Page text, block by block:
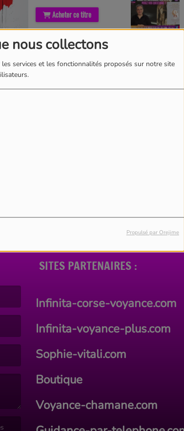
nous collectons
services et les fonctionnalités proposés sur notre site
Propulsé par Orejime
Acheter ce titre
I Feel It Coming
SITES PARTENAIRES :
Infinita-corse-voyance.com
Infinita-voyance-plus.com
Sophie-vitali.com
Boutique
Voyance-chamane.com